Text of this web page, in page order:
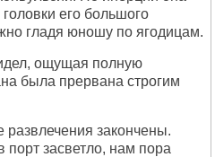
его большого
гладя юношу по ягодицам.
ощущая полную
была прервана строгим
закончены.
порт засветло, нам пора